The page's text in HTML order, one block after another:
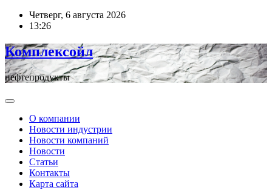
ПерейтиЧетверг, 6 августа 2026
13:26
Комплексойл
нефтепродукты
О компании
Новости индустрии
Новости компаний
Новости
Статьи
Контакты
Карта сайта